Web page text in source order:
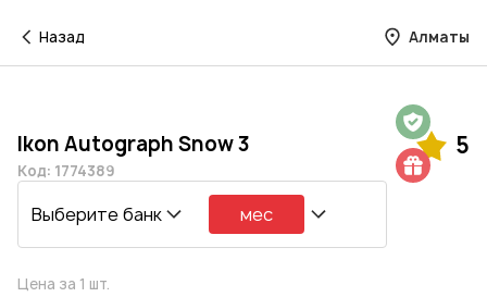
Назад Алматы
Ikon Autograph Snow 3 5
Код: 1774389
Выберите банк мес
Цена за 1 шт.